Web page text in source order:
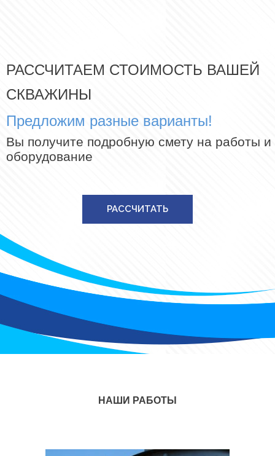
РАССЧИТАЕМ СТОИМОСТЬ ВАШЕЙ
СКВАЖИНЫ
Предложим разные варианты!
Вы получите подробную смету на работы и
оборудование
РАССЧИТАТЬ
НАШИ РАБОТЫ